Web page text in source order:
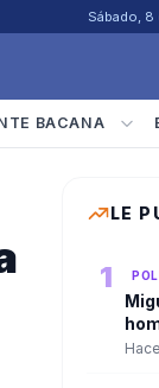
Sábado,
BACANA
LE
1